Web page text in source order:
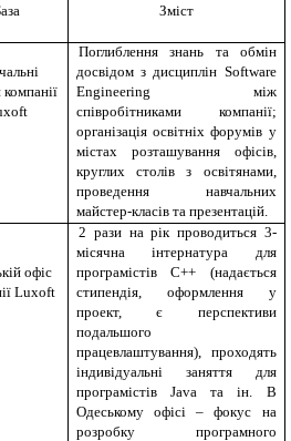
Зміст
Поглиблення знань та обмін
досвідом з дисциплін Software
Engineering між
співробітниками компанії;
організація освітніх форумів у
містах розташування офісів,
круглих столів з освітянами,
проведення навчальних
майстер-класів та презентацій.
офіс
Luxoft
2 рази на рік проводиться 3-
місячна інтернатура для
програмістів С++ (надається
стипендія, оформлення у
проект, є перспективи
подальшого
працевлаштування), проходять
індивідуальні заняття для
програмістівJava та ін. В
Одеському офісі – фокус на
розробку програмного